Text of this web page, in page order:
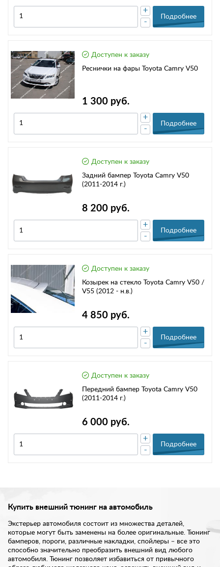
-
+
Подробнее
Доступен к заказу
Реснички на фары Toyota Camry V50
1 300 руб.
-
+
Подробнее
Доступен к заказу
Задний бампер Toyota Camry V50
(2011-2014 г.)
8 200 руб.
-
+
Подробнее
Доступен к заказу
Козырек на стекло Toyota Camry V50 /
V55 (2012 - н.в.)
4 850 руб.
-
+
Подробнее
Доступен к заказу
Передний бампер Toyota Camry V50
(2011-2014 г.)
6 000 руб.
-
+
Подробнее
Купить внешний тюнинг на автомобиль
Экстерьер автомобиля состоит из множества деталей,
которые могут быть заменены на более оригинальные. Тюнинг
бамперов, пороги, различные накладки, спойлеры – все это
способно значительно преобразить внешний вид любого
автомобиля. Тюнинг позволяет избавиться от привычного